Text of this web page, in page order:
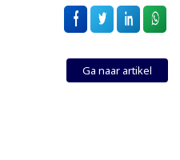
Ga naar artikel